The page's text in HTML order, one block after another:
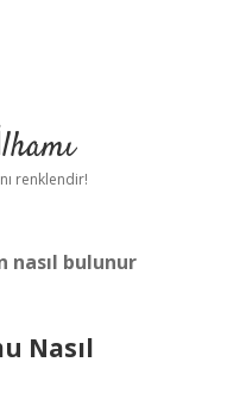
renklendir!
nasıl bulunur
Nasıl